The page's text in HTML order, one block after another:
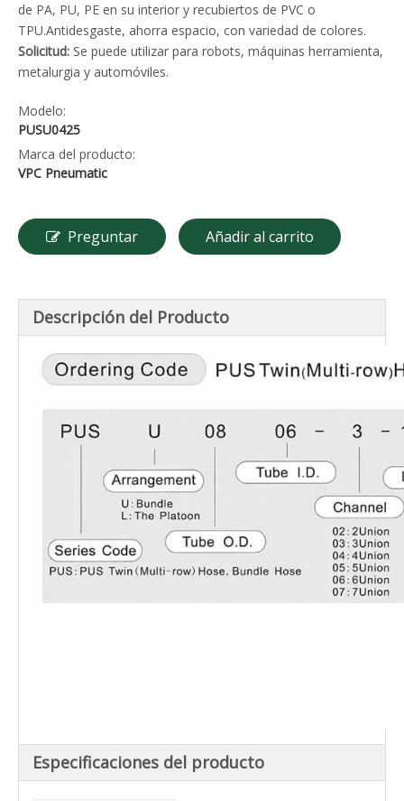
de PA, PU, ​​PE en su interior y recubiertos de PVC o
TPU.Antidesgaste, ahorra espacio, con variedad de colores.
Solicitud: Se puede utilizar para robots, máquinas herramienta,
metalurgia y automóviles.
Modelo:
PUSU0425
Marca del producto:
VPC Pneumatic
Preguntar Añadir al carrito
Descripción del Producto
Especificaciones del producto